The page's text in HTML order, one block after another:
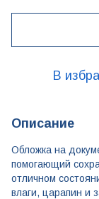
В
Описание
Обложка на
помогающий
отличном
влаги, царапин и